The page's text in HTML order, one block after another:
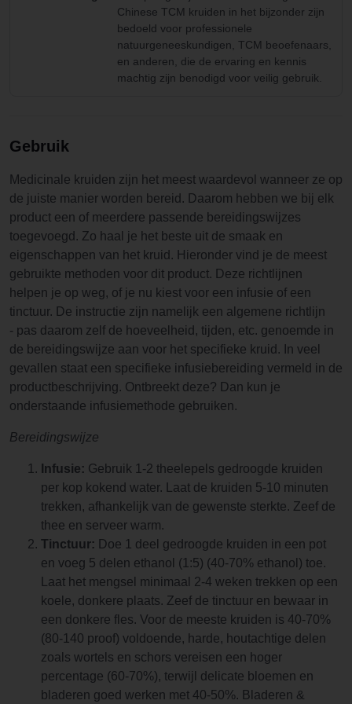
Chinese TCM kruiden in het bijzonder zijn
bedoeld voor professionele
natuurgeneeskundigen, TCM beoefenaars,
en anderen, die de ervaring en kennis
machtig zijn benodigd voor veilig gebruik.
Gebruik
Medicinale kruiden zijn het meest waardevol wanneer ze op
de juiste manier worden bereid. Daarom hebben we bij elk
product een of meerdere passende bereidingswijzes
toegevoegd. Zo haal je het beste uit de smaak en
eigenschappen van het kruid. Hieronder vind je de meest
gebruikte methoden voor dit product. Deze richtlijnen
helpen je op weg, of je nu kiest voor een infusie of een
tinctuur. De instructie zijn namelijk een algemene richtlijn
- pas daarom zelf de hoeveelheid, tijden, etc. genoemde in
de bereidingswijze aan voor het specifieke kruid. In veel
gevallen staat een specifieke infusiebereiding vermeld in de
productbeschrijving. Ontbreekt deze? Dan kun je
onderstaande infusiemethode gebruiken.
Bereidingswijze
Infusie: Gebruik 1-2 theelepels gedroogde kruiden
per kop kokend water. Laat de kruiden 5-10 minuten
trekken, afhankelijk van de gewenste sterkte. Zeef de
thee en serveer warm.
Tinctuur: Doe 1 deel gedroogde kruiden in een pot
en voeg 5 delen ethanol (1:5) (40-70% ethanol) toe.
Laat het mengsel minimaal 2-4 weken trekken op een
koele, donkere plaats. Zeef de tinctuur en bewaar in
een donkere fles. Voor de meeste kruiden is 40-70%
(80-140 proof) voldoende, harde, houtachtige delen
zoals wortels en schors vereisen een hoger
percentage (60-70%), terwijl delicate bloemen en
bladeren goed werken met 40-50%. Bladeren &